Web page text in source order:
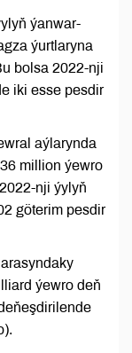
ýanwar-
ýurtlaryna
bolsa 2022-nji
iki esse pesdir
aýlarynda
million ýewro
nji ýylyň
göterim pesdir
ýewro deň